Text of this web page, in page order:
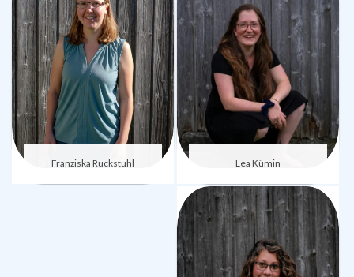
Franziska Ruckstuhl Lea Kümin